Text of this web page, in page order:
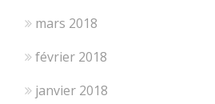
mars 2018
février 2018
janvier 2018